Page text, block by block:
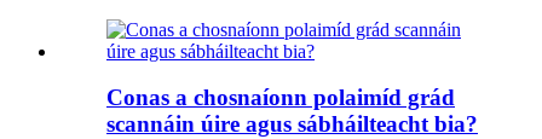
Conas a chosnaíonn polaimíd grád
scannáin úire agus sábháilteacht bia?